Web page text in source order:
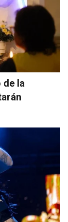
de la